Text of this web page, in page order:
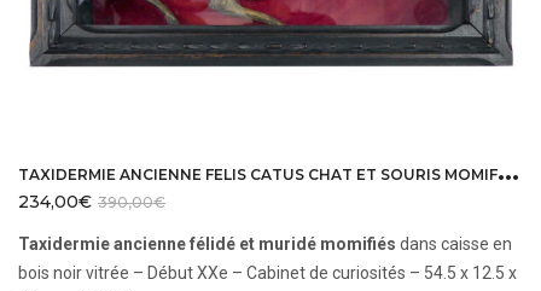
T
AXIDERMIE ANCIENNE FELIS CATUS CHAT ET SOURIS MOMIFIÉS CAISSE EN BOIS NOIR VITRÉE
390,00€
234,00€
Taxidermie ancienne félidé et muridé momifiés dans caisse en
bois noir vitrée – Début XXe – Cabinet de curiosités – 54.5 x 12.5 x